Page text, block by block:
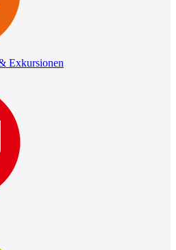
Exkursionen